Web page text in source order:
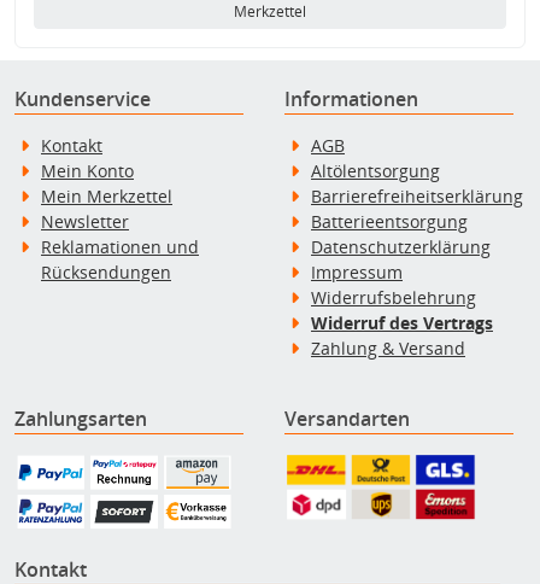
Merkzettel
Kundenservice
Kontakt
Mein Konto
Mein Merkzettel
Newsletter
Reklamationen und
Rücksendungen
Informationen
AGB
Altölentsorgung
Barrierefreiheitserklärung
Batterieentsorgung
Datenschutzerklärung
Impressum
Widerrufsbelehrung
Widerruf des Vertrags
Zahlung & Versand
Zahlungsarten Versandarten
Kontakt